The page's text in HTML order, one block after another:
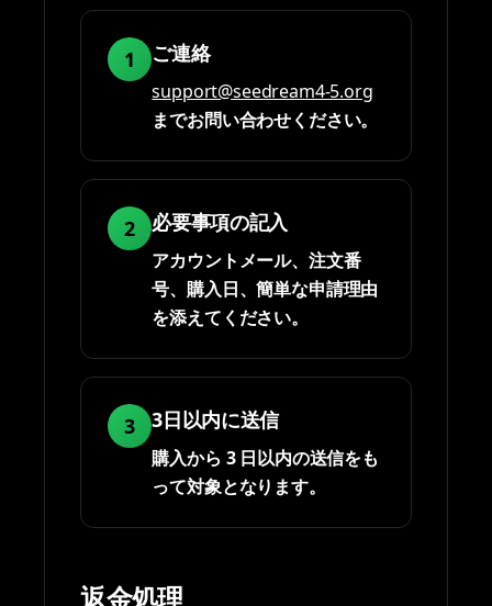
1 ご連絡
support@seedream4-5.org
までお問い合わせください。
2 必要事項の記入
アカウントメール、注文番
号、購入日、簡単な申請理由
を添えてください。
3 3日以内に送信
購入から 3 日以内の送信をも
って対象となります。
返金処理